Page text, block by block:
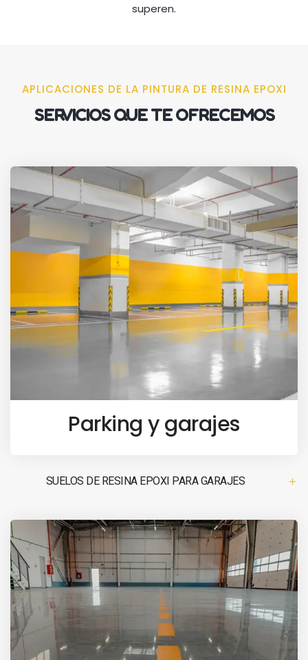
superen.
APLICACIONES DE LA PINTURA DE RESINA EPOXI
SERVICIOS QUE TE OFRECEMOS
Parking y garajes
SUELOS DE RESINA EPOXI PARA GARAJES